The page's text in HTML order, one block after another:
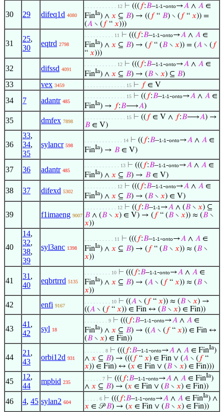
30 29 difeq1d 4080
. . . . . . . . . . . 12 ⊢ ((( 𝑓:𝐵–1-1-onto→𝐴 ∧ 𝐴 ∈
FinIa) ∧ 𝑥 ⊆ 𝐵) → (( 𝑓“ 𝐵) ∖ ( 𝑓“ 𝑥)) =
(𝐴 ∖ ( 𝑓“ 𝑥)))
31
25,
30
eqtrd 2798
. . . . . . . . . . 11 ⊢ ((( 𝑓:𝐵–1-1-onto→𝐴 ∧ 𝐴 ∈
FinIa) ∧ 𝑥 ⊆ 𝐵) → ( 𝑓“ (𝐵 ∖ 𝑥)) = (𝐴 ∖ ( 𝑓
“ 𝑥)))
32 difssd 4091
. . . . . . . . . . . 12 ⊢ ((( 𝑓:𝐵–1-1-onto→𝐴 ∧ 𝐴 ∈
FinIa) ∧ 𝑥 ⊆ 𝐵) → (𝐵 ∖ 𝑥) ⊆ 𝐵)
33 vex 3459 . . . . . . . . . . . . . . 15 ⊢ 𝑓∈ V
34 7 adantr 485
. . . . . . . . . . . . . . 15 ⊢ (( 𝑓:𝐵–1-1-onto→𝐴 ∧ 𝐴 ∈
FinIa) → 𝑓:𝐵⟶𝐴)
35 dmfex 7898
. . . . . . . . . . . . . . 15 ⊢ (( 𝑓∈ V ∧ 𝑓:𝐵⟶𝐴) →
𝐵 ∈ V)
36
33,
34,
35
sylancr 598
. . . . . . . . . . . . . 14 ⊢ (( 𝑓:𝐵–1-1-onto→𝐴 ∧ 𝐴 ∈
FinIa) → 𝐵 ∈ V)
37 36 adantr 485
. . . . . . . . . . . . 13 ⊢ ((( 𝑓:𝐵–1-1-onto→𝐴 ∧ 𝐴 ∈
FinIa) ∧ 𝑥 ⊆ 𝐵) → 𝐵 ∈ V)
38 37 difexd 5302
. . . . . . . . . . . 12 ⊢ ((( 𝑓:𝐵–1-1-onto→𝐴 ∧ 𝐴 ∈
FinIa) ∧ 𝑥 ⊆ 𝐵) → (𝐵 ∖ 𝑥) ∈ V)
39 f1imaeng 9007
. . . . . . . . . . . 12 ⊢ (( 𝑓:𝐵–1-1 →𝐴 ∧ (𝐵 ∖ 𝑥) ⊆
𝐵 ∧ (𝐵 ∖ 𝑥) ∈ V) → ( 𝑓“ (𝐵 ∖ 𝑥)) ≈ (𝐵 ∖
𝑥))
40
14,
32,
38,
39
syl3anc 1398
. . . . . . . . . . 11 ⊢ ((( 𝑓:𝐵–1-1-onto→𝐴 ∧ 𝐴 ∈
FinIa) ∧ 𝑥 ⊆ 𝐵) → ( 𝑓“ (𝐵 ∖ 𝑥)) ≈ (𝐵 ∖
𝑥))
41
31 ,
40
eqbrtrrd 5135
. . . . . . . . . 10 ⊢ ((( 𝑓:𝐵–1-1-onto→𝐴 ∧ 𝐴 ∈
FinIa) ∧ 𝑥 ⊆ 𝐵) → (𝐴 ∖ ( 𝑓“ 𝑥)) ≈ (𝐵 ∖
𝑥))
42 enfi 9167
. . . . . . . . . 10 ⊢ ((𝐴 ∖ ( 𝑓“ 𝑥)) ≈ (𝐵 ∖ 𝑥) →
((𝐴 ∖ ( 𝑓“ 𝑥)) ∈ Fin ↔ (𝐵 ∖ 𝑥) ∈ Fin))
43
41 ,
42
syl 18
. . . . . . . . 9 ⊢ ((( 𝑓:𝐵–1-1-onto→𝐴 ∧ 𝐴 ∈
FinIa) ∧ 𝑥 ⊆ 𝐵) → ((𝐴 ∖ ( 𝑓“ 𝑥)) ∈ Fin ↔
(𝐵 ∖ 𝑥) ∈ Fin))
44
21 ,
43
orbi12d 931
. . . . . . . 8 ⊢ ((( 𝑓:𝐵–1-1-onto→𝐴 ∧ 𝐴 ∈ FinIa)
∧ 𝑥 ⊆ 𝐵) → ((( 𝑓“ 𝑥) ∈ Fin ∨ (𝐴 ∖ ( 𝑓“
𝑥)) ∈ Fin) ↔ (𝑥 ∈ Fin ∨ (𝐵 ∖ 𝑥) ∈ Fin)))
45
12,
44
mpbid 235
. . . . . . 7 ⊢ ((( 𝑓:𝐵–1-1-onto→𝐴 ∧ 𝐴 ∈ FinIa)
∧ 𝑥 ⊆ 𝐵) → (𝑥 ∈ Fin ∨ (𝐵 ∖ 𝑥) ∈ Fin))
46 4, 45 sylan2 604
. . . . . 6 ⊢ ((( 𝑓:𝐵–1-1-onto→𝐴 ∧ 𝐴 ∈ FinIa) ∧
𝑥 ∈ 𝒫𝐵) → (𝑥 ∈ Fin ∨ (𝐵 ∖ 𝑥) ∈ Fin))